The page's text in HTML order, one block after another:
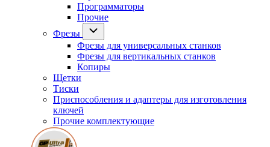
Программаторы
Прочие
Фрезы
Фрезы для универсальных станков
Фрезы для вертикальных станков
Копиры
Щетки
Тиски
Приспособления и адаптеры для изготовления
ключей
Прочие комплектующие